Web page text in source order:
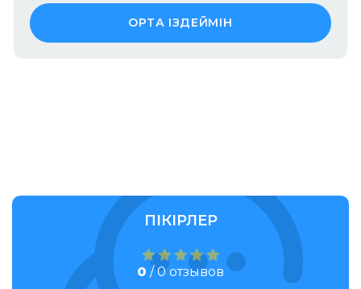
ОРТА ІЗДЕЙМІН
ПІКІРЛЕР
0 / 0 отзывов